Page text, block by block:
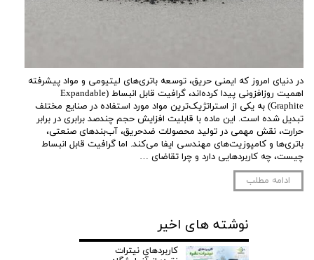
در دنیای امروز که ایمنی حریق، توسعه باتری‌های لیتیومی و مواد پیشرفته
اهمیت روزافزونی پیدا کرده‌اند، گرافیت قابل انبساط (Expandable
Graphite) به یکی از استراتژیک‌ترین مواد مورد استفاده در صنایع مختلف
تبدیل شده است. این ماده با قابلیت افزایش حجم چندصد برابری در برابر
حرارت، نقش مهمی در تولید محصولات ضدحریق، آب‌بندهای صنعتی،
باتری‌ها و کامپوزیت‌های مهندسی ایفا می‌کند. اما گرافیت قابل انبساط
چیست، چه کاربردهایی دارد و چرا تقاضای …
ادامه مطلب
نوشته های اخیر
کاربردهای نیترات